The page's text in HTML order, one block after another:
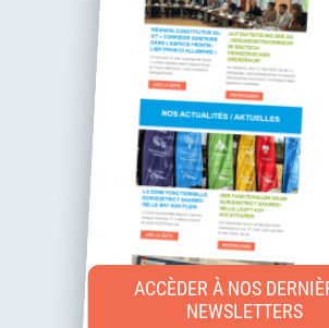
ACCÈDER À NOS
NEWSLETTERS